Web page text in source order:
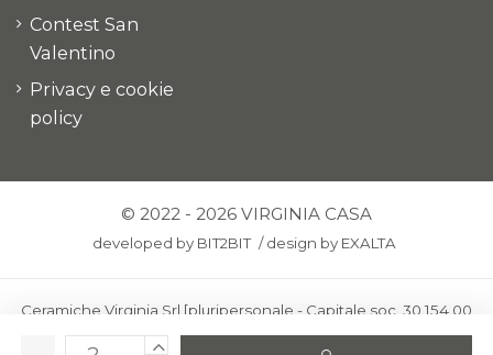
Contest San
Valentino
Privacy e cookie
policy
© 2022 - 2026 VIRGINIA CASA
developed by BIT2BIT /design by EXALTA
Ceramiche Virginia Srl [pluripersonale - Capitale soc. 30.154,00
euro i.v.] - Via Virginio 378 – 50025 Montespertoli, loc. Anselmo